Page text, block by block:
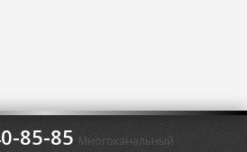
85-85 Многоканальный